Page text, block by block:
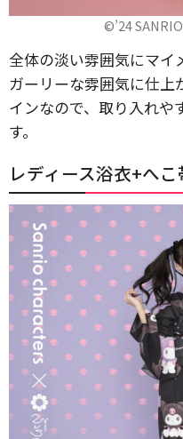
©’24
全体の淡い雰囲気にマイ
ガーリーな雰囲気に仕上
インなので、取り入れや
す。
レディース浴衣+へ